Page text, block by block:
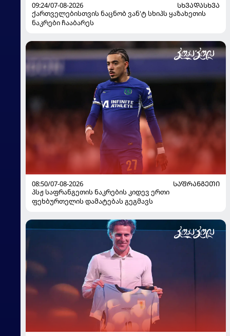
09:24/07-08-2026
ᲡᲮᲕᲐᲓᲐᲡᲮᲕᲐ
ქართველებისთვის ნაცნობ ვან'ტ სხიპს ყაზახეთის
ნაკრები ჩააბარეს
08:50/07-08-2026
ᲡᲐᲤᲠᲐᲜᲒᲔᲗᲘ
პსჟ საფრანგეთის ნაკრების კიდევ ერთი
ფეხბურთელის დამატებას გეგმავს